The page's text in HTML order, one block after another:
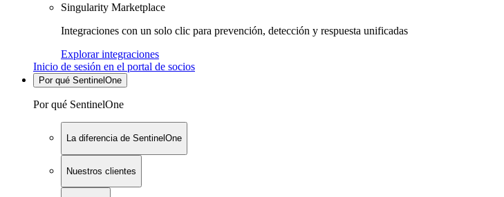
Singularity Marketplace
Integraciones con un solo clic para prevención, detección y respuesta unificadas
Explorar integraciones
Inicio de sesión en el portal de socios
Por qué SentinelOne
Por qué SentinelOne
La diferencia de SentinelOne
Nuestros clientes